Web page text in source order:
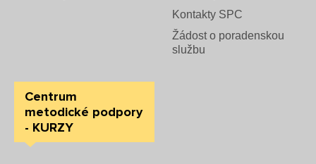
Kontakty SPC
Žádost o poradenskou
službu
Centrum
metodické podpory
- KURZY